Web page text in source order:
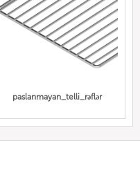
paslanmayan_telli_rəflər